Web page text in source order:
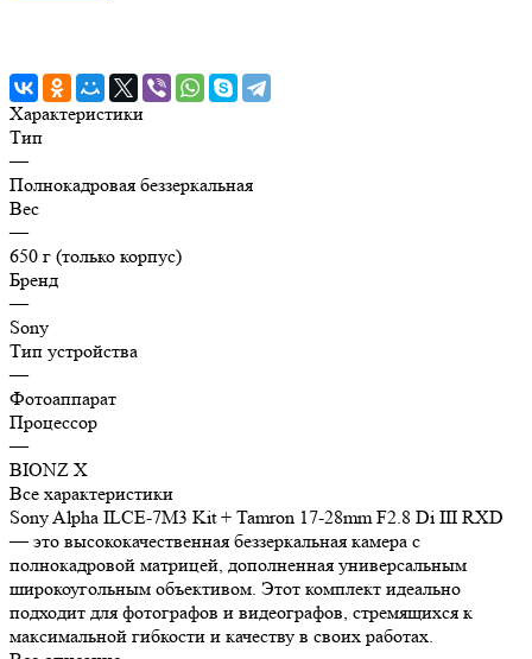
Характеристики
Тип
—
Полнокадровая беззеркальная
Вес
—
650 г (только корпус)
Бренд
—
Sony
Тип устройства
—
Фотоаппарат
Процессор
—
BIONZ X
Все характеристики
Sony Alpha ILCE-7M3 Kit + Tamron 17-28mm F2.8 Di III RXD
— это высококачественная беззеркальная камера с
полнокадровой матрицей, дополненная универсальным
широкоугольным объективом. Этот комплект идеально
подходит для фотографов и видеографов, стремящихся к
максимальной гибкости и качеству в своих работах.